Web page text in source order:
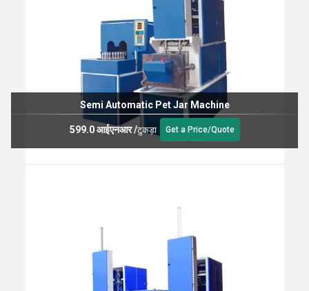
Semi Automatic Pet Jar Machine
599.0 आईएनआर/टुकड़ा Get a Price/Quote